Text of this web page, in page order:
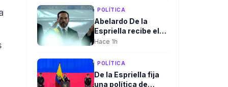
de Infraestructura
POLÍTICA
Abelardo De la
Espriella recibe el
mando supremo de
Militares en
solemne ceremonia
de reconocimiento
Hace 1h
POLÍTICA
De la Espriella fija
una política de